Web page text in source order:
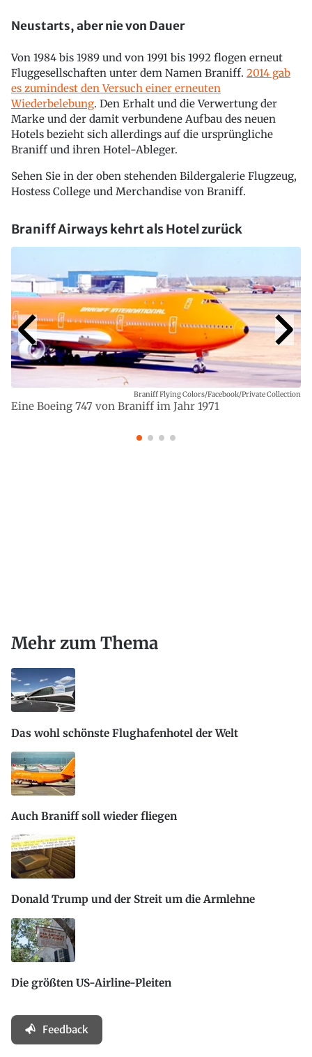
Neustarts, aber nie von Dauer
Von 1984 bis 1989 und von 1991 bis 1992 flogen erneut
Fluggesellschaften unter dem Namen Braniff. 2014 gab
es zumindest den Versuch einer erneuten
Wiederbelebung. Den Erhalt und die Verwertung der
Marke und der damit verbundene Aufbau des neuen
Hotels bezieht sich allerdings auf die ursprüngliche
Braniff und ihren Hotel-Ableger.
Sehen Sie in der oben stehenden Bildergalerie Flugzeug,
Hostess College und Merchandise von Braniff.
Braniff Airways kehrt als Hotel zurück
Eine Boeing 747 von Braniff im Jahr 1971
Braniff Flying Colors/Facebook/Private Collection
Mehr zum Thema
Das wohl schönste Flughafenhotel der Welt
Auch Braniff soll wieder fliegen
Donald Trump und der Streit um die Armlehne
Die größten US-Airline-Pleiten
Feedback